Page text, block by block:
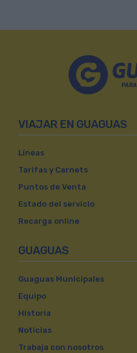
VIAJAR EN GUAGUAS
Líneas
Tarifas y Carnets
Puntos de Venta
Estado del servicio
Recarga online
GUAGUAS
Guaguas Municipales
Equipo
Historia
Noticias
Trabaja con nosotros